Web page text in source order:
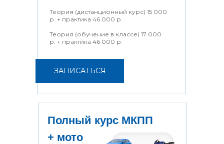
Теория (дистанционный курс) 15 000
р. + практика 46 000 р.
Теория (обучение в классе) 17 000
р. + практика 46 000 р.
Полный курс МКПП
+ мото
ЗАПИСАТЬСЯ